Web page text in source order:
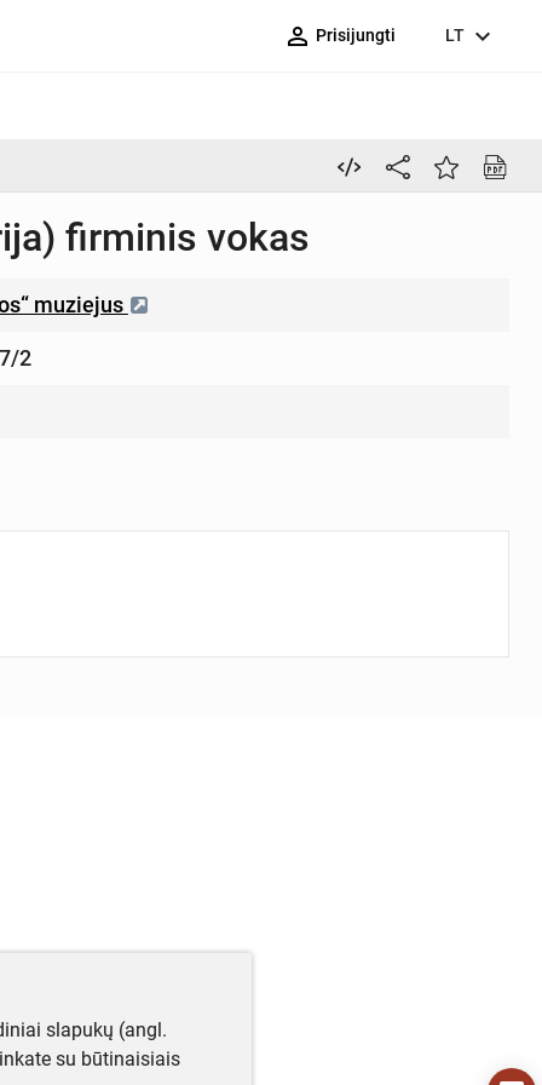
person_outline Prisijungti LT expand_more
firminis vokas
muziejus
2
slapukų (angl.
su būtinaisiais